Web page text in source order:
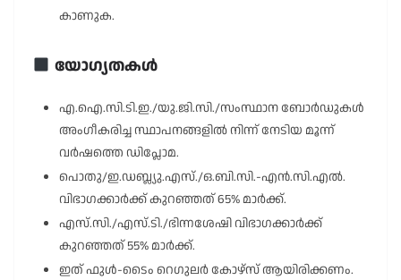
കാണുക.
യോഗ്യതകൾ
എ.ഐ.സി.ടി.ഇ./യു.ജി.സി./സംസ്ഥാന ബോർഡുകൾ
അംഗീകരിച്ച സ്ഥാപനങ്ങളിൽ നിന്ന് നേടിയ മൂന്ന്
വർഷത്തെ ഡിപ്ലോമ.
പൊതു/ഇ.ഡബ്ല്യു.എസ്./ഒ.ബി.സി.-എൻ.സി.എൽ.
വിഭാഗക്കാർക്ക് കുറഞ്ഞത് 65% മാർക്ക്.
എസ്.സി./എസ്.ടി./ഭിന്നശേഷി വിഭാഗക്കാർക്ക്
കുറഞ്ഞത് 55% മാർക്ക്.
ഇത് ഫുൾ-ടൈം റെഗുലർ കോഴ്സ് ആയിരിക്കണം.